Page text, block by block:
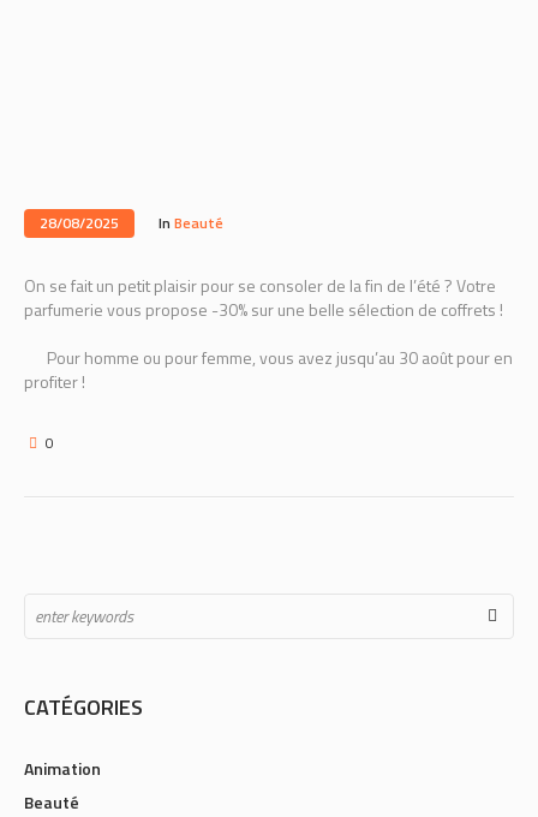
28/08/2025 In Beauté
On se fait un petit plaisir pour se consoler de la fin de l’été ? Votre
parfumerie vous propose -30% sur une belle sélection de coffrets !
Pour homme ou pour femme, vous avez jusqu’au 30 août pour en
profiter !
0
CATÉGORIES
Animation
Beauté